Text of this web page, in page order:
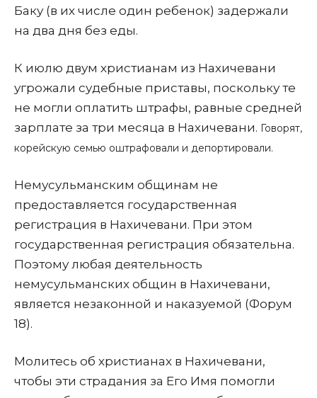
Баку (в их числе один ребенок) задержали
на два дня без еды.
К июлю двум христианам из Нахичевани
угрожали судебные приставы, поскольку те
не могли оплатить штрафы, равные средней
зарплате за три месяца в Нахичевани. Говорят,
корейскую семью оштрафовали и депортировали.
Немусульманским общинам не
предоставляется государственная
регистрация в Нахичевани. При этом
государственная регистрация обязательна.
Поэтому любая деятельность
немусульманских общин в Нахичевани,
является незаконной и наказуемой (Форум
18).
Молитесь об христианах в Нахичевани,
чтобы эти страдания за Его Имя помогли